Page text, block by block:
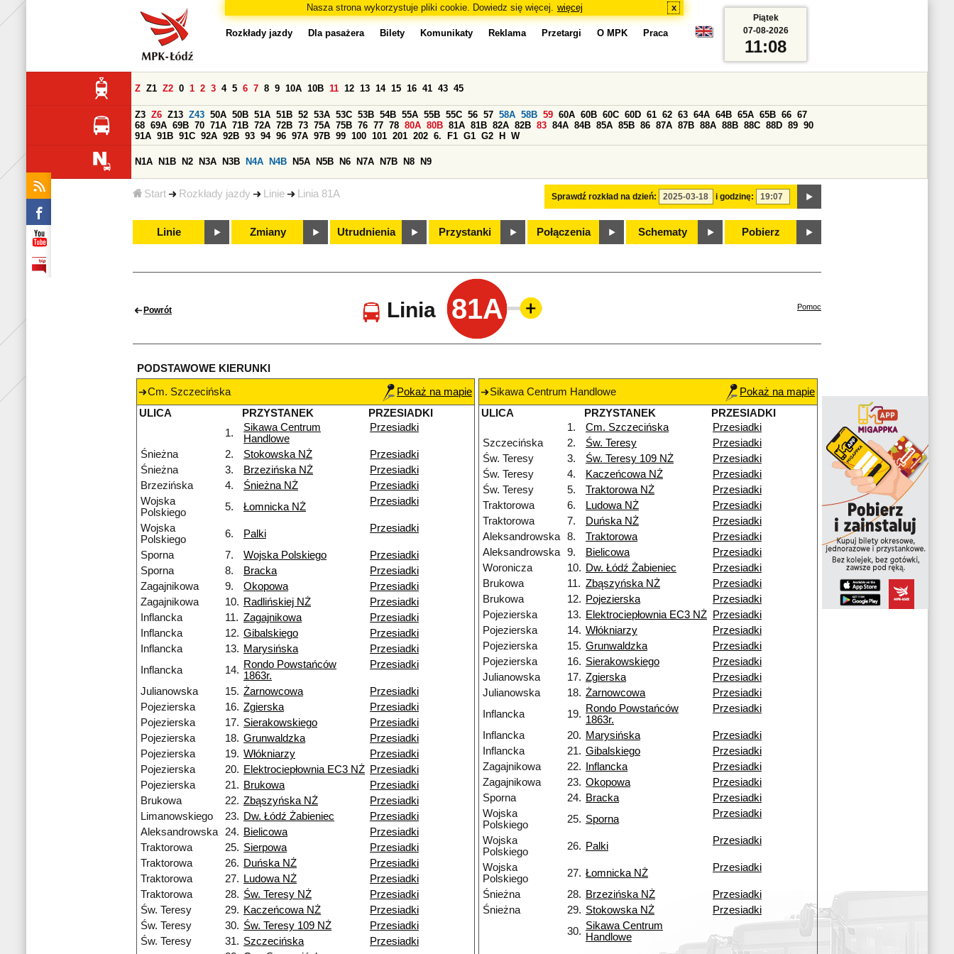
Nasza strona wykorzystuje pliki cookie. Dowiedz się więcej. więcej x
Start Rozkłady jazdy Linie Linia 81A
Rozkłady jazdy Dla pasażera Bilety Komunikaty Reklama Przetargi O MPK Praca
Sprawdź rozkład na dzień: i godzinę:
Z Z1 Z2 0 1 2 3 4 5 6 7 8 9 10A 10B 11 12 13 14 15 16 41 43 45
Z3 Z6 Z13 Z43 50A 50B 51A 51B 52 53A 53C 53B 54B 55A 55B 55C 56 57 58A 58B 59 60A 60B 60C 60D 61 62 63 64A 64B 65A 65B 66 67
68 69A 69B 70 71A 71B 72A 72B 73 75A 75B 76 77 78 80A 80B 81A 81B 82A 82B 83 84A 84B 85A 85B 86 87A 87B 88A 88B 88C 88D 89 90
91A 91B 91C 92A 92B 93 94 96 97A 97B 99 100 101 201 202 6. F1 G1 G2 H W
N1A N1B N2 N3A N3B N4A N4B N5A N5B N6 N7A N7B N8 N9
Linie Zmiany Utrudnienia Przystanki Połączenia Schematy Pobierz
Piątek
07-08-2026
11:08
Powrót Linia 81A Pomoc
PODSTAWOWE KIERUNKI
Cm. Szczecińska
Pokaż na mapie
ULICA
PRZYSTANEK
PRZESIADKI
1.
Sikawa Centrum
Handlowe
Przesiadki
Śnieżna 2. Stokowska NŻ
Przesiadki
Śnieżna
3. Brzezińska NŻ
Przesiadki
Brzezińska
4. Śnieżna NŻ
Przesiadki
Wojska
Polskiego
5. Łomnicka NŻ Przesiadki
Wojska
Polskiego
6. Palki Przesiadki
Sporna 7. Wojska Polskiego
Przesiadki
Sporna
8. Bracka
Przesiadki
Zagajnikowa
9. Okopowa
Przesiadki
Zagajnikowa
10. Radlińskiej NŻ
Przesiadki
Inflancka
11. Zagajnikowa
Przesiadki
Inflancka
12. Gibalskiego
Przesiadki
Inflancka
13. Marysińska
Przesiadki
Inflancka
14. Rondo Powstańców
1863r.
Przesiadki
Julianowska 15. Żarnowcowa
Przesiadki
Pojezierska
16. Zgierska
Przesiadki
Pojezierska
17. Sierakowskiego
Przesiadki
Pojezierska
18. Grunwaldzka
Przesiadki
Pojezierska
19. Włókniarzy
Przesiadki
Pojezierska
20. Elektrociepłownia EC3 NŻ Przesiadki
Pojezierska
21. Brukowa
Przesiadki
Brukowa
22. Zbąszyńska NŻ
Przesiadki
Limanowskiego
23. Dw. Łódź Żabieniec
Przesiadki
Aleksandrowska
24. Bielicowa
Przesiadki
Traktorowa
25. Sierpowa
Przesiadki
Traktorowa
26. Duńska NŻ
Przesiadki
Traktorowa
27. Ludowa NŻ
Przesiadki
Traktorowa
28. Św. Teresy NŻ
Przesiadki
Św. Teresy
29. Kaczeńcowa NŻ
Przesiadki
Św. Teresy
30. Św. Teresy 109 NŻ
Przesiadki
Św. Teresy
31. Szczecińska
Przesiadki
Sikawa Centrum Handlowe
Pokaż na mapie
ULICA
PRZYSTANEK
PRZESIADKI
1.
Cm. Szczecińska
Przesiadki
Szczecińska
2. Św. Teresy
Przesiadki
Św. Teresy
3. Św. Teresy 109 NŻ
Przesiadki
Św. Teresy
4. Kaczeńcowa NŻ
Przesiadki
Św. Teresy
5. Traktorowa NŻ
Przesiadki
Traktorowa
6. Ludowa NŻ
Przesiadki
Traktorowa
7. Duńska NŻ
Przesiadki
Aleksandrowska
8. Traktorowa
Przesiadki
Aleksandrowska
9. Bielicowa
Przesiadki
Woronicza
10. Dw. Łódź Żabieniec
Przesiadki
Brukowa
11. Zbąszyńska NŻ
Przesiadki
Brukowa
12. Pojezierska
Przesiadki
Pojezierska
13. Elektrociepłownia EC3 NŻ
Przesiadki
Pojezierska
14. Włókniarzy
Przesiadki
Pojezierska
15. Grunwaldzka
Przesiadki
Pojezierska
16. Sierakowskiego
Przesiadki
Julianowska
17. Zgierska
Przesiadki
Julianowska
18. Żarnowcowa
Przesiadki
Inflancka
19. Rondo Powstańców
1863r.
Przesiadki
Inflancka 20. Marysińska
Przesiadki
Inflancka
21. Gibalskiego
Przesiadki
Zagajnikowa
22. Inflancka
Przesiadki
Zagajnikowa
23. Okopowa
Przesiadki
Sporna
24. Bracka
Przesiadki
Wojska
Polskiego
25. Sporna Przesiadki
Wojska
Polskiego
26. Palki Przesiadki
Wojska
Polskiego
27. Łomnicka NŻ Przesiadki
Śnieżna 28. Brzezińska NŻ
Przesiadki
Śnieżna
29. Stokowska NŻ
Przesiadki
30. Sikawa Centrum
Handlowe